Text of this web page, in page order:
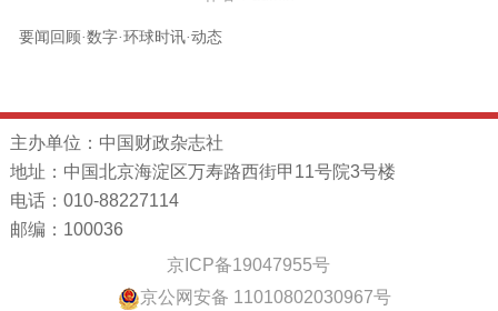
要闻回顾·数字·环球时讯·动态
主办单位：中国财政杂志社
地址：中国北京海淀区万寿路西街甲11号院3号楼
电话：010-88227114
邮编：100036
京ICP备19047955号
京公网安备 11010802030967号